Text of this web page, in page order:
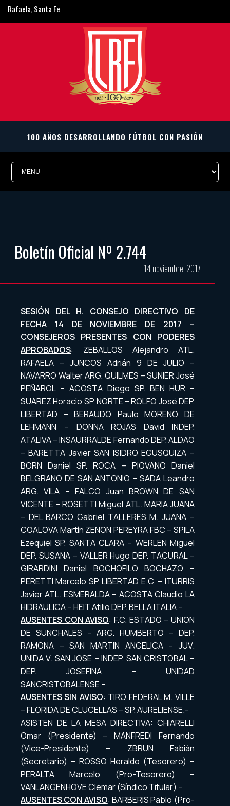
Rafaela, Santa Fe
ligarafaelina@gmail.com
Boletín Oficial Nº 2.744
14 noviembre, 2017
SESIÓN DEL H. CONSEJO DIRECTIVO DE
FECHA 14 DE NOVIEMBRE DE 2017 –
CONSEJEROS PRESENTES CON PODERES
APROBADOS: ZEBALLOS Alejandro ATL.
RAFAELA – JUNCOS Adrián 9 DE JULIO –
NAVARRO Walter ARG. QUILMES – SUNIER José
PEÑAROL – ACOSTA Diego SP. BEN HUR –
SUAREZ Horacio SP. NORTE – ROLFO José DEP.
LIBERTAD – BERAUDO Paulo MORENO DE
LEHMANN – DONNA ROJAS David INDEP.
ATALIVA – INSAURRALDE Fernando DEP. ALDAO
– BARETTA Javier SAN ISIDRO EGUSQUIZA –
BORN Daniel SP. ROCA – PIOVANO Daniel
BELGRANO DE SAN ANTONIO – SADA Leandro
ARG. VILA – FALCO Juan BROWN DE SAN
VICENTE – ROSETTI Miguel ATL. MARIA JUANA
– DEL BARCO Gabriel TALLERES M. JUANA –
COALOVA Martín ZENON PEREYRA FBC – SPILA
Ezequiel SP. SANTA CLARA – WERLEN Miguel
DEP. SUSANA – VALLER Hugo DEP. TACURAL –
GIRARDINI Daniel BOCHOFILO BOCHAZO –
PERETTI Marcelo SP. LIBERTAD E.C. – ITURRIS
Javier ATL. ESMERALDA – ACOSTA Claudio LA
HIDRAULICA – HEIT Atilio DEP. BELLA ITALIA.-
AUSENTES CON AVISO: F.C. ESTADO – UNION
DE SUNCHALES – ARG. HUMBERTO – DEP.
RAMONA – SAN MARTIN ANGELICA – JUV.
UNIDA V. SAN JOSE – INDEP. SAN CRISTOBAL –
DEP. JOSEFINA – UNIDAD
SANCRISTOBALENSE.-
AUSENTES SIN AVISO: TIRO FEDERAL M. VILLE
– FLORIDA DE CLUCELLAS – SP. AURELIENSE.-
ASISTEN DE LA MESA DIRECTIVA: CHIARELLI
Omar (Presidente) – MANFREDI Fernando
(Vice-Presidente) – ZBRUN Fabián
(Secretario) – ROSSO Heraldo (Tesorero) –
PERALTA Marcelo (Pro-Tesorero) –
VANLANGENHOVE Clemar (Síndico Titular).-
AUSENTES CON AVISO: BARBERIS Pablo (Pro-